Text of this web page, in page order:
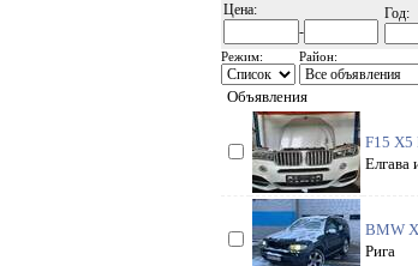
Цена:
-
Год:
Режим: Район:
Объявления
F15 X5
Елгава
BMW
Рига